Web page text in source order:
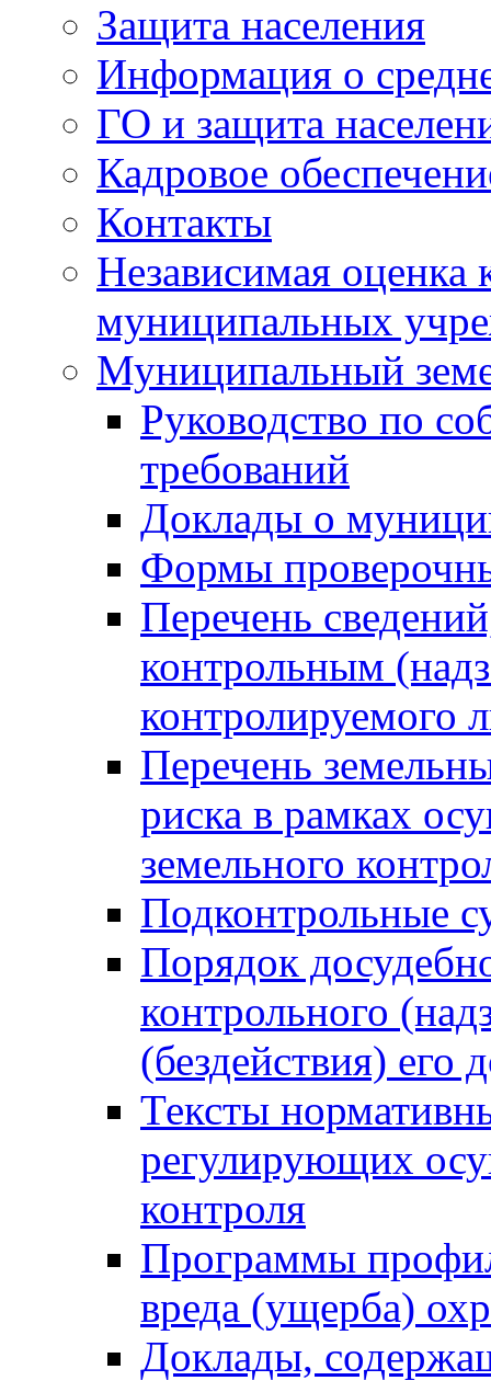
Защита населения
Информация о
ГО и защита
Кадровое
Контакты
Независимая оценка
муниципальных
Муниципальный
Руководство по
требований
Доклады о
Формы
Перечень
контрольным
контролируемого
Перечень
риска в рамках
земельного
Подконтрольные
Порядок
контрольного
(бездействия)
Тексты
регулирующих
контроля
Программы
вреда (ущерба)
Доклады,